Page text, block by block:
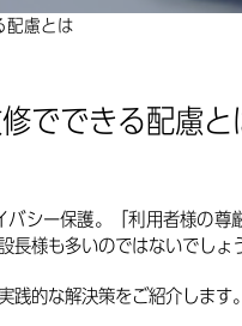
配慮とは
でできる配慮と
シー保護。「利用者様の
長様も多いのではないでしょ
的な解決策をご紹介します。